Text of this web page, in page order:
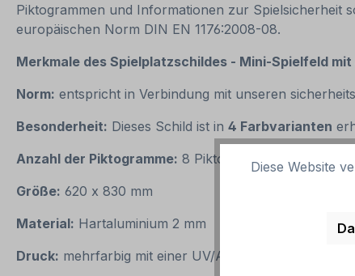
Piktogrammen und Informationen zur Spielsicherheit
europäischen Norm DIN EN 1176:2008-08.
Merkmale des Spielplatzschildes - Mini-Spielfeld
Norm: entspricht in Verbindung mit unseren
Besonderheit: Dieses Schild ist in 4 Farbvarianten
Anzahl der Piktogramme: 8 Piktogramme oder weniger
Größe: 620 x 830 mm
Material: Hartaluminium 2 mm
Druck: mehrfarbig mit einer UV/Antigraffiti-
Diese Website